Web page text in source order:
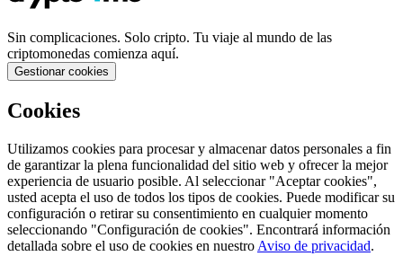
Sin complicaciones. Solo cripto. Tu viaje al mundo de las
criptomonedas comienza aquí.
Gestionar cookies
Cookies
Utilizamos cookies para procesar y almacenar datos personales a fin
de garantizar la plena funcionalidad del sitio web y ofrecer la mejor
experiencia de usuario posible. Al seleccionar "Aceptar cookies",
usted acepta el uso de todos los tipos de cookies. Puede modificar su
configuración o retirar su consentimiento en cualquier momento
seleccionando "Configuración de cookies". Encontrará información
detallada sobre el uso de cookies en nuestro Aviso de privacidad.